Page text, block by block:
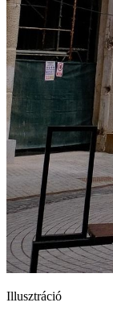
Illusztráció